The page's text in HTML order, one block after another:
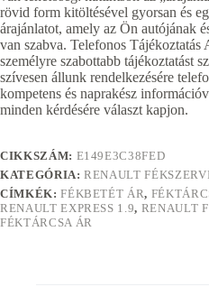
rövid form kitöltésével gyorsan és
árajánlatot, amely az Ön autójának
van szabva. Telefonos
személyre szabottabb tájékoztatást
szívesen állunk rendelkezésére
kompetens és naprakész
minden kérdésére választ kapjon.
CIKKSZÁM: E149E3C38FED
KATEGÓRIA:RENAULT
CÍMKÉK:FÉKBETÉT ÁR,
RENAULT EXPRESS 1.9, RENAULT
FÉKTÁRCSA ÁR